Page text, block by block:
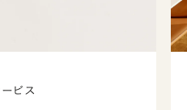
ビス